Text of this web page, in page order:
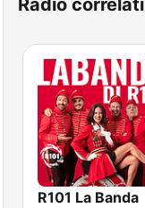
Radio correlati
R101 La Banda